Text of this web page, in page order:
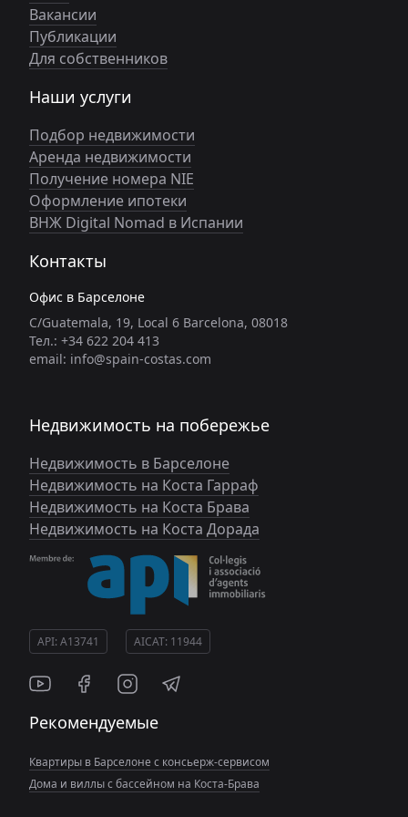
Вакансии
Публикации
Для собственников
Наши услуги
Подбор недвижимости
Аренда недвижимости
Получение номера NIE
Оформление ипотеки
ВНЖ Digital Nomad в Испании
Контакты
Офис в Барселоне
C/Guatemala, 19, Local 6 Barcelona, 08018
Тел.: +34 622 204 413
email: info@spain-costas.com
Недвижимость на побережье
Недвижимость в Барселоне
Недвижимость на Коста Гарраф
Недвижимость на Коста Брава
Недвижимость на Коста Дорада
API: A13741 AICAT: 11944
Рекомендуемые
Квартиры в Барселоне с консьерж-сервисом
Дома и виллы с бассейном на Коста-Брава